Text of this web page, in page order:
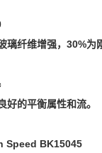
纤维增强，30%为
的平衡属性和流。
Speed BK15045